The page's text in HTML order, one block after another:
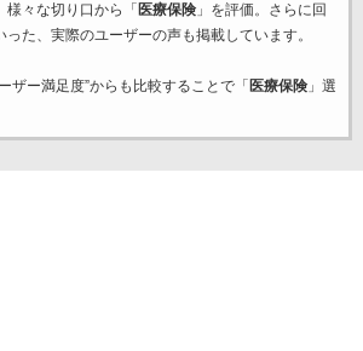
々な切り口から「 医療保険」を評価。さらに回
た、実際のユーザーの声も掲載しています。
ザー満足度”からも比較することで「 医療保険」選